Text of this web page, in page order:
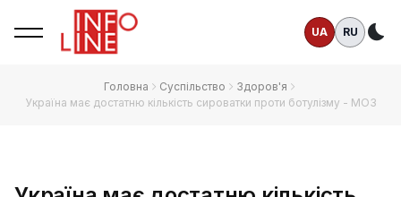
UA RU
Головна Суспільство
Здоров'я
Україна має достатню кількість сироватки проти ботулізму - МОЗ